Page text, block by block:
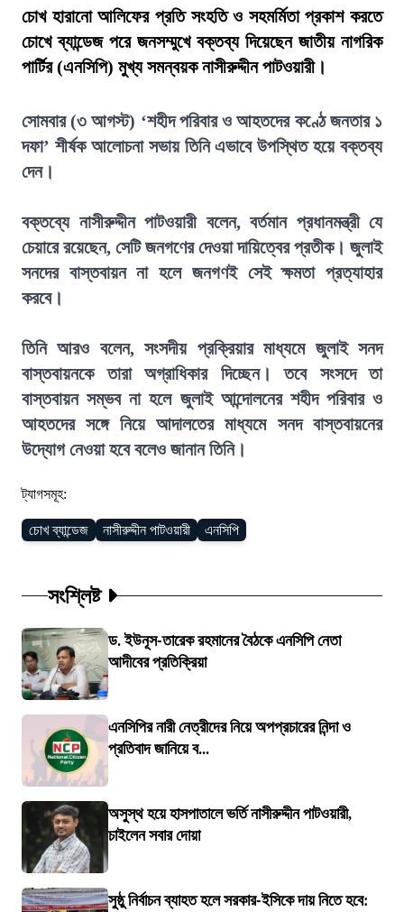
চোখ হারানো আলিফের প্রতি সংহতি ও সহমর্মিতা প্রকাশ করতে
চোখে ব্যান্ডেজ পরে জনসম্মুখে বক্তব্য দিয়েছেন জাতীয় নাগরিক
পার্টির (এনসিপি) মুখ্য সমন্বয়ক নাসীরুদ্দীন পাটওয়ারী।
সোমবার (৩ আগস্ট) ‘শহীদ পরিবার ও আহতদের কণ্ঠে জনতার ১
দফা’ শীর্ষক আলোচনা সভায় তিনি এভাবে উপস্থিত হয়ে বক্তব্য
দেন।
বক্তব্যে নাসীরুদ্দীন পাটওয়ারী বলেন, বর্তমান প্রধানমন্ত্রী যে
চেয়ারে রয়েছেন, সেটি জনগণের দেওয়া দায়িত্বের প্রতীক। জুলাই
সনদের বাস্তবায়ন না হলে জনগণই সেই ক্ষমতা প্রত্যাহার
করবে।
তিনি আরও বলেন, সংসদীয় প্রক্রিয়ার মাধ্যমে জুলাই সনদ
বাস্তবায়নকে তারা অগ্রাধিকার দিচ্ছেন। তবে সংসদে তা
বাস্তবায়ন সম্ভব না হলে জুলাই আন্দোলনের শহীদ পরিবার ও
আহতদের সঙ্গে নিয়ে আদালতের মাধ্যমে সনদ বাস্তবায়নের
উদ্যোগ নেওয়া হবে বলেও জানান তিনি।
ট্যাগসমূহ:
চোখ ব্যান্ডেজ নাসীরুদ্দীন পাটওয়ারী এনসিপি
সংশ্লিষ্ট
ড. ইউনূস-তারেক রহমানের বৈঠকে এনসিপি নেতা
আদীবের প্রতিক্রিয়া
এনসিপির নারী নেত্রীদের নিয়ে অপপ্রচারের নিন্দা ও
প্রতিবাদ জানিয়ে ব...
অসুস্থ হয়ে হাসপাতালে ভর্তি নাসীরুদ্দীন পাটওয়ারী,
চাইলেন সবার দোয়া
সুষ্ঠু নির্বাচন ব্যাহত হলে সরকার-ইসিকে দায় নিতে হবে: